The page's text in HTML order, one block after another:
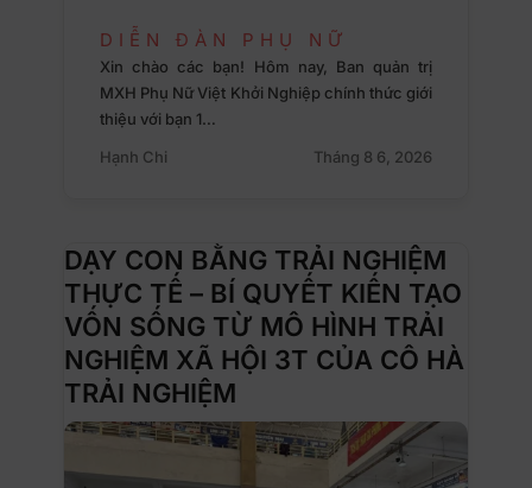
DIỄN ĐÀN PHỤ NỮ
Xin chào các bạn! Hôm nay, Ban quản trị
MXH Phụ Nữ Việt Khởi Nghiệp chính thức giới
thiệu với bạn 1…
Hạnh Chi
Tháng 8 6, 2026
DẠY CON BẰNG TRẢI NGHIỆM
THỰC TẾ – BÍ QUYẾT KIẾN TẠO
VỐN SỐNG TỪ MÔ HÌNH TRẢI
NGHIỆM XÃ HỘI 3T CỦA CÔ HÀ
TRẢI NGHIỆM